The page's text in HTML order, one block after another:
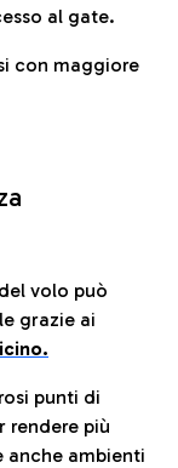
al gate.
con maggiore
volo può
grazie ai
punti di
rendere più
anche ambienti